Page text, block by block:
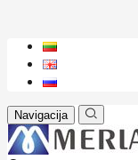
Navigacija